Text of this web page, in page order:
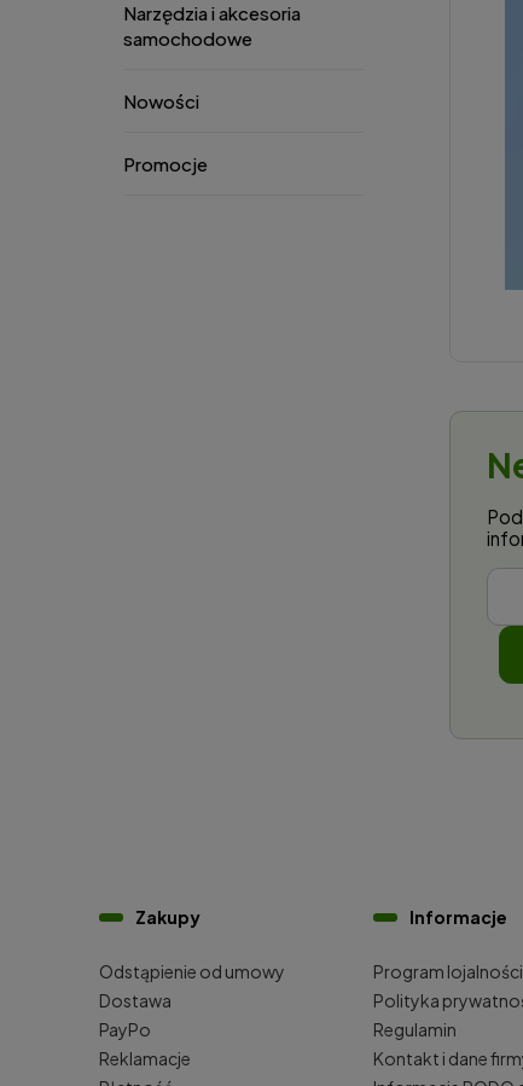
Narzędzia i akcesoria
samochodowe
Nowości
Promocje
Zakupy
Odstąpienie od umowy
Dostawa
PayPo
Reklamacje
Informacje
Program
Polityka
Regulamin
Kontakt i dane